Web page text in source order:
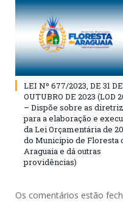
LEI Nº 677/2023, DE 31 DE
OUTUBRO DE 2023 (LOD
– Dispõe sobre as
para a elaboração e
da Lei Orçamentária de
do Municipio de Floresta
Araguaia e dá outras
providências)
Os comentários estão